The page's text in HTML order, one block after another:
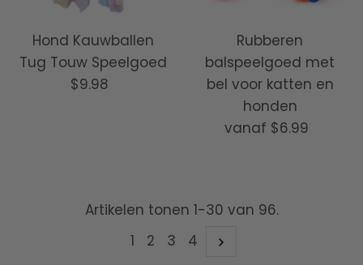
Hond Kauwballen
Tug Touw Speelgoed
Normale
$9.98
Rubberen
balspeelgoed met
bel voor katten en
honden
Normale
vanaf $6.99
Artikelen tonen 1-30 van 96.
1
2 3 4